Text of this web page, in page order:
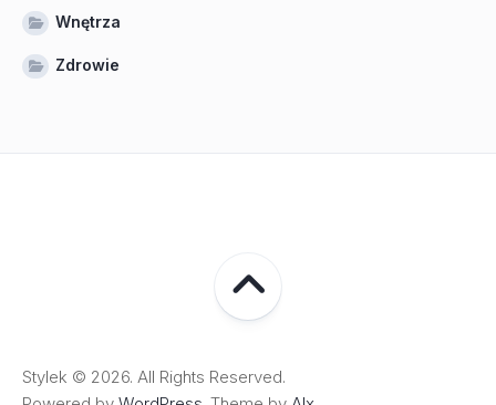
Wnętrza
Zdrowie
Stylek © 2026. All Rights Reserved.